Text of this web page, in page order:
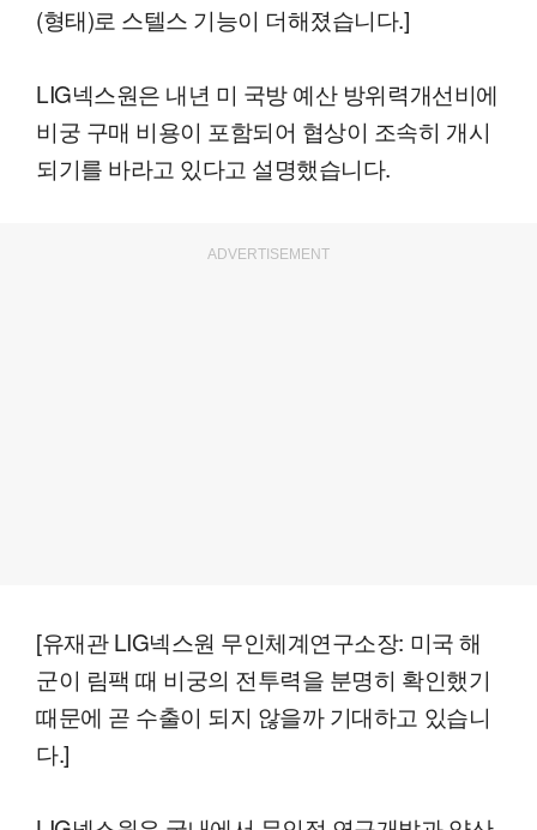
(형태)로 스텔스 기능이 더해졌습니다.]
LIG넥스원은 내년 미 국방 예산 방위력개선비에
비궁 구매 비용이 포함되어 협상이 조속히 개시
되기를 바라고 있다고 설명했습니다.
ADVERTISEMENT
[유재관 LIG넥스원 무인체계연구소장: 미국 해
군이 림팩 때 비궁의 전투력을 분명히 확인했기
때문에 곧 수출이 되지 않을까 기대하고 있습니
다.]